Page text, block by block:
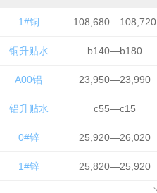
1#铜 108,680—108,720
铜升贴水 b140—b180
A00铝 23,950—23,990
铝升贴水 c55—c15
0#锌 25,920—26,020
1#锌 25,820—25,920